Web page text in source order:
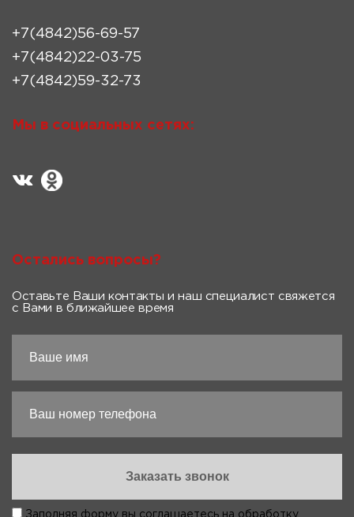
+7(4842)56-69-57
+7(4842)22-03-75
+7(4842)59-32-73
Мы в социальных сетях:
Остались вопросы?
Оставьте Ваши контакты и наш специалист свяжется
с Вами в ближайшее время
Заполняя форму вы соглашаетесь на обработку